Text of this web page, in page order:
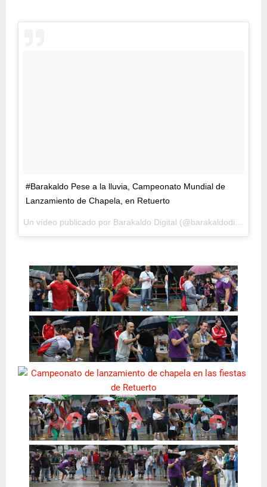
#Barakaldo Pese a la lluvia, Campeonato Mundial de
Lanzamiento de Chapela, en Retuerto